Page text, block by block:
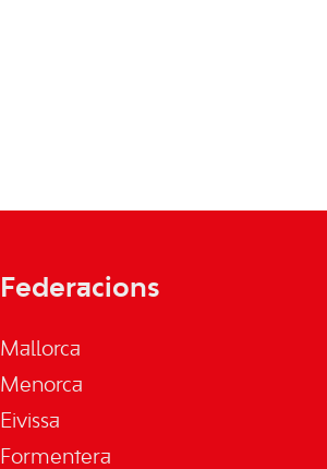
Federacions
Mallorca
Menorca
Eivissa
Formentera